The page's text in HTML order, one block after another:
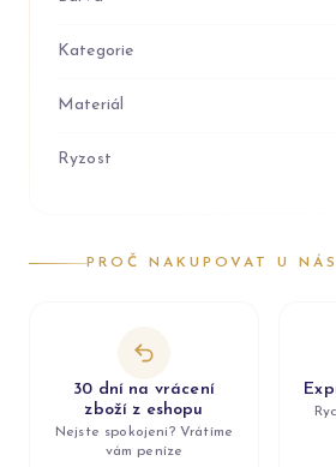
Kategorie
Materiál
Ryzost
PROČ NAKUPOVAT U NÁS
30 dní na vrácení
zboží z eshopu
Nejste spokojeni? Vrátíme
vám peníze